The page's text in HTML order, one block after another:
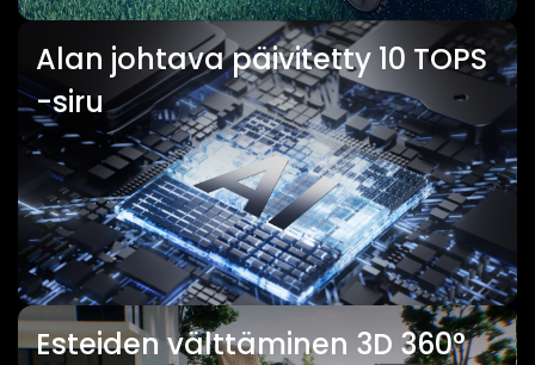
Alan johtava päivitetty 10 TOPS
-siru
Esteiden välttäminen 3D 360°